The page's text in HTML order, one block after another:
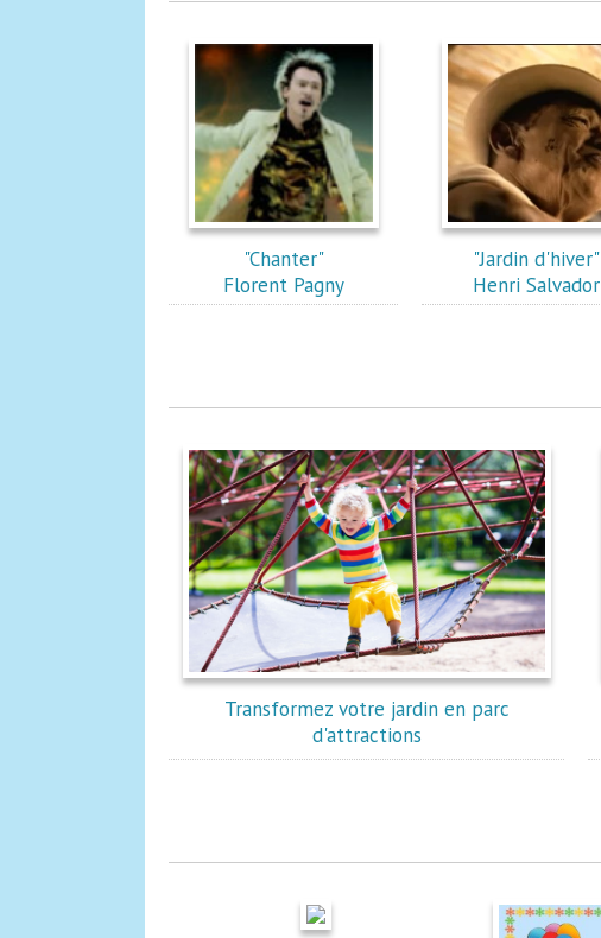
"Chanter"
Florent Pagny
"Jardin d'hiver"
Henri Salvador
Transformez votre jardin en parc
d'attractions